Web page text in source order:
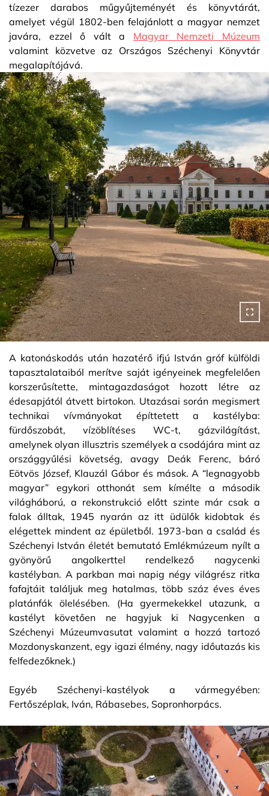
tízezer darabos műgyűjteményét és könyvtárát,
amelyet végül 1802-ben felajánlott a magyar nemzet
javára, ezzel ő vált a Magyar Nemzeti Múzeum
valamint közvetve az Országos Széchenyi Könyvtár
megalapítójává.
A katonáskodás után hazatérő ifjú István gróf külföldi
tapasztalataiból merítve saját igényeinek megfelelően
korszerűsítette, mintagazdaságot hozott létre az
édesapjától átvett birtokon. Utazásai során megismert
technikai vívmányokat építtetett a kastélyba:
fürdőszobát, vízöblítéses WC-t, gázvilágítást,
amelynek olyan illusztris személyek a csodájára mint az
országgyűlési követség, avagy Deák Ferenc, báró
Eötvös József, Klauzál Gábor és mások. A “legnagyobb
magyar” egykori otthonát sem kímélte a második
világháború, a rekonstrukció előtt szinte már csak a
falak álltak, 1945 nyarán az itt üdülők kidobtak és
elégettek mindent az épületből. 1973-ban a család és
Széchenyi István életét bemutató Emlékmúzeum nyílt a
gyönyörű angolkerttel rendelkező nagycenki
kastélyban. A parkban mai napig négy világrész ritka
fafajtáit találjuk meg hatalmas, több száz éves éves
platánfák ölelésében. (Ha gyermekekkel utazunk, a
kastélyt követően ne hagyjuk ki Nagycenken a
Széchenyi Múzeumvasutat valamint a hozzá tartozó
Mozdonyskanzent, egy igazi élmény, nagy időutazás kis
felfedezőknek.)
Egyéb Széchenyi-kastélyok a vármegyében:
Fertőszéplak, Iván, Rábasebes, Sopronhorpács.